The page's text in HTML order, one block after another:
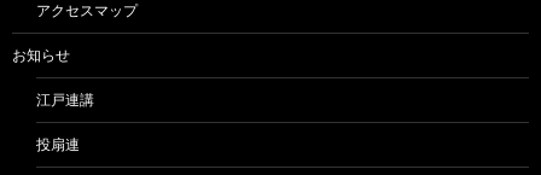
アクセスマップ
お知らせ
江戸連講
投扇連